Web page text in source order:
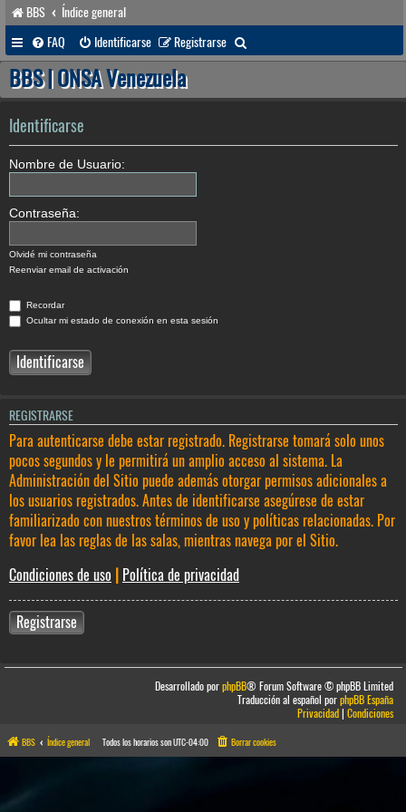
BBS
Índice general
FAQ
Identificarse Registrarse
u
a
BBS | ONSA Venezuela
Identificarse
Nombre de Usuario:
Contraseña:
Olvidé mi contraseña
Reenviar email de activación
Recordar
Ocultar mi estado de conexión en esta sesión
REGISTRARSE
Para autenticarse debe estar registrado. Registrarse tomará solo unos
pocos segundos y le permitirá un amplio acceso al sistema. La
Administración del Sitio puede además otorgar permisos adicionales a
los usuarios registrados. Antes de identificarse asegúrese de estar
familiarizado con nuestros términos de uso y políticas relacionadas. Por
favor lea las reglas de las salas, mientras navega por el Sitio.
Condiciones de uso
Política de privacidad
Registrarse
Desarrollado porphpBB® Forum Software © phpBB Limited
Traducción al español porphpBB España
Privacidad|Condiciones
BBS Índice general Todos los horarios sonUTC-04:00 Borrar cookies